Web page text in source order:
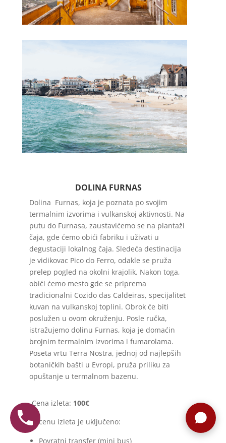
DOLINA FURNAS
Dolina Furnas, koja je poznata po svojim
termalnim izvorima i vulkanskoj aktivnosti. Na
putu do Furnasa, zaustavićemo se na plantaži
čaja, gde ćemo obići fabriku i uživati u
degustaciji lokalnog čaja. Sledeća destinacija
je vidikovac Pico do Ferro, odakle se pruža
prelep pogled na okolni krajolik. Nakon toga,
obići ćemo mesto gde se priprema
tradicionalni Cozido das Caldeiras, specijalitet
kuvan na vulkanskoj toplini. Obrok će biti
poslužen u ovom okruženju. Posle ručka,
istražujemo dolinu Furnas, koja je domaćin
brojnim termalnim izvorima i fumarolama.
Poseta vrtu Terra Nostra, jednoj od najlepših
botaničkih bašti u Evropi, pruža priliku za
opuštanje u termalnom bazenu.
Cena izleta: 100€
U cenu izleta je uključeno:
Povratni transfer (mini bus)